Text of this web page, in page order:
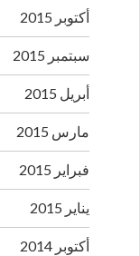
أكتوبر 2015
سبتمبر 2015
أبريل 2015
مارس 2015
فبراير 2015
يناير 2015
أكتوبر 2014